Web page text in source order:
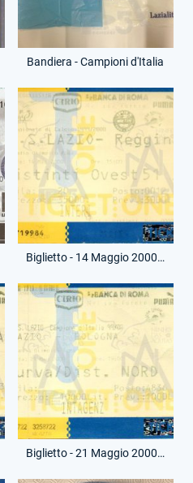
Bandiera - Campioni d'Italia
Biglietto - 14 Maggio 2000 - Campionato Serie A - Lazio-Reggina
Biglietto - 21 Maggio 2000 - Amichevole Festa Scudetto - Lazio-Bologna